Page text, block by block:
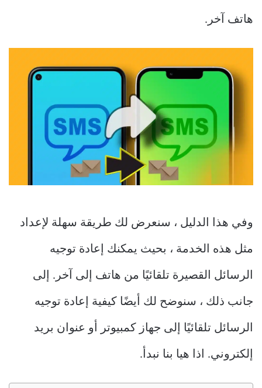
هاتف آخر.
وفي هذا الدليل ، سنعرض لك طريقة سهلة لإعداد
مثل هذه الخدمة ، بحيث يمكنك إعادة توجيه
الرسائل القصيرة تلقائيًا من هاتف إلى آخر. إلى
جانب ذلك ، سنوضح لك أيضًا كيفية إعادة توجيه
الرسائل تلقائيًا إلى جهاز كمبيوتر أو عنوان بريد
إلكتروني. اذا هيا بنا نبدأ.